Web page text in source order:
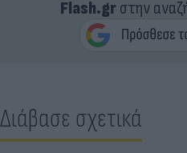
Flash.grστην
Διάβασε σχετικά